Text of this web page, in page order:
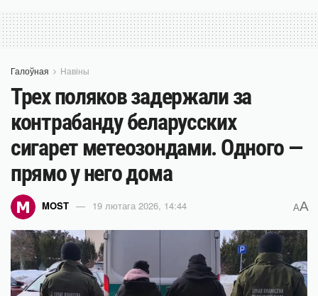
Галоўная Навіны
Трех поляков задержали за
контрабанду беларусских
сигарет метеозондами. Одного —
прямо у него дома
MOST 19 лютага 2026, 14:44 AA